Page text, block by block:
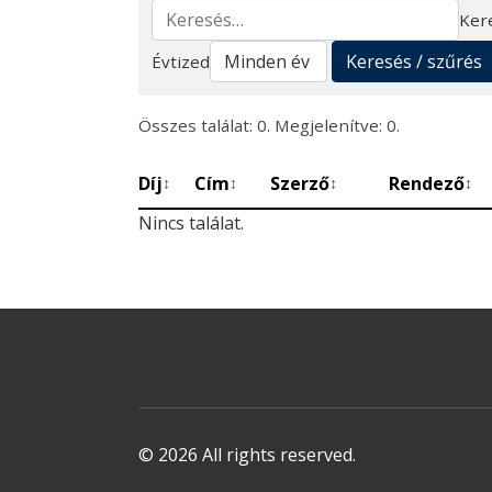
Keresés
Évtized
Keresés / szűrés
Összes találat: 0. Megjelenítve: 0.
Díj↕ Cím↕ Szerző↕ Rendező↕
Nincs találat.
© 2026 All rights reserved.